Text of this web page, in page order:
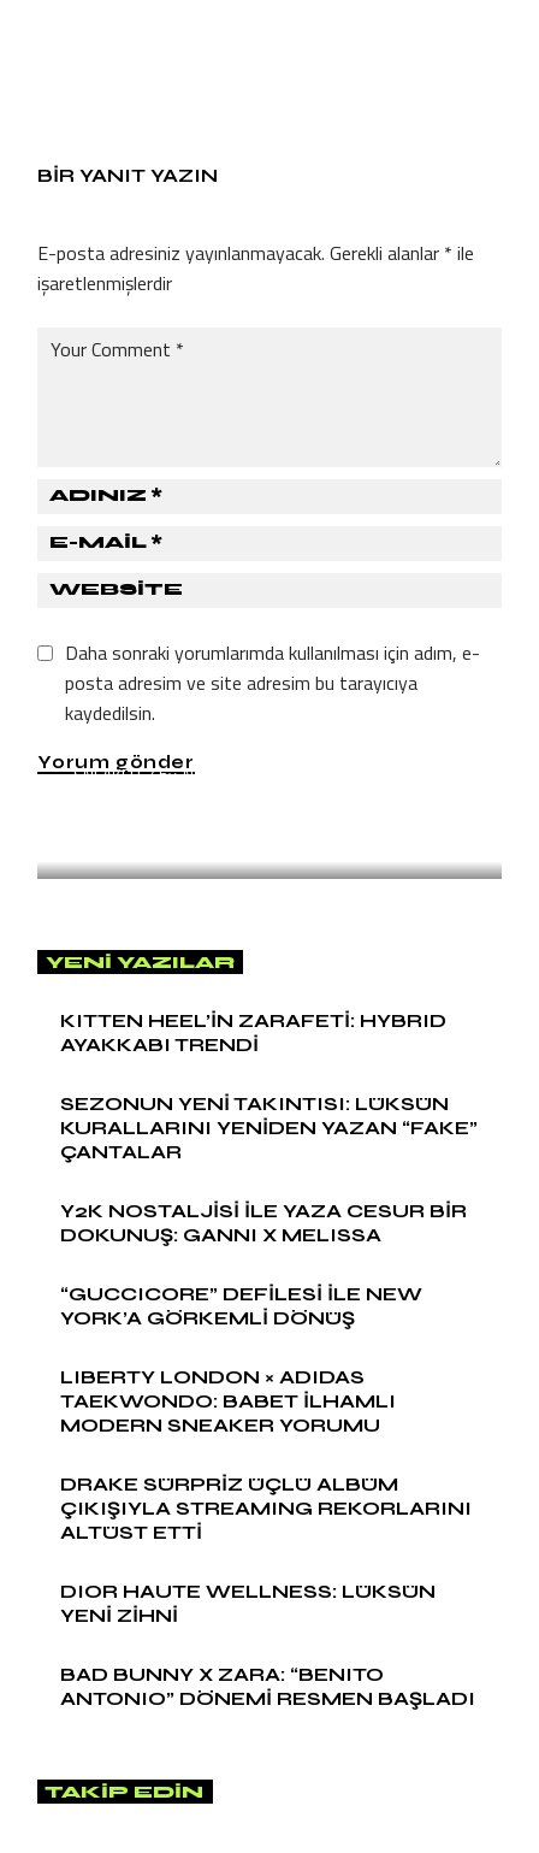
BIR YANIT YAZIN
E-posta adresiniz yayınlanmayacak. Gerekli alanlar * ile
işaretlenmişlerdir
Daha sonraki yorumlarımda kullanılması için adım, e-
posta adresim ve site adresim bu tarayıcıya
kaydedilsin.
Yorum gönder
SNEAKER by Naz Arslan
YENI YAZILAR
KITTEN HEEL’İN ZARAFETİ: HYBRID
AYAKKABI TRENDİ
SEZONUN YENİ TAKINTISI: LÜKSÜN
KURALLARINI YENİDEN YAZAN “FAKE”
ÇANTALAR
Y2K NOSTALJİSİ İLE YAZA CESUR BİR
DOKUNUŞ: GANNI X MELISSA
“GUCCICORE” DEFİLESİ İLE NEW
YORK’A GÖRKEMLİ DÖNÜŞ
LIBERTY LONDON × ADIDAS
TAEKWONDO: BABET İLHAMLI
MODERN SNEAKER YORUMU
DRAKE SÜRPRİZ ÜÇLÜ ALBÜM
ÇIKIŞIYLA STREAMING REKORLARINI
ALTÜST ETTİ
DIOR HAUTE WELLNESS: LÜKSÜN
YENİ ZİHNİ
BAD BUNNY X ZARA: “BENITO
ANTONIO” DÖNEMİ RESMEN BAŞLADI
TAKIP EDIN